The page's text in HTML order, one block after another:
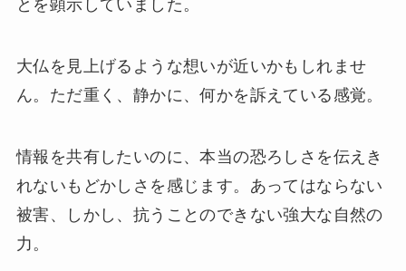
とを顕示していました。
大仏を見上げるような想いが近いかもしれませ
ん。ただ重く、静かに、何かを訴えている感覚。
情報を共有したいのに、本当の恐ろしさを伝えき
れないもどかしさを感じます。あってはならない
被害、しかし、抗うことのできない強大な自然の
力。